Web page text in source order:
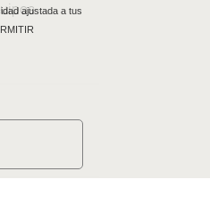
ajustada a tus